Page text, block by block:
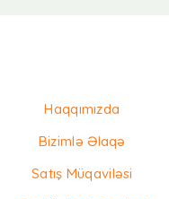
Haqqımızda
Bizimlə Əlaqə
Satış Müqaviləsi